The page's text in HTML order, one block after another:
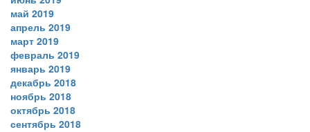
май 2019
апрель 2019
март 2019
февраль 2019
январь 2019
декабрь 2018
ноябрь 2018
октябрь 2018
сентябрь 2018